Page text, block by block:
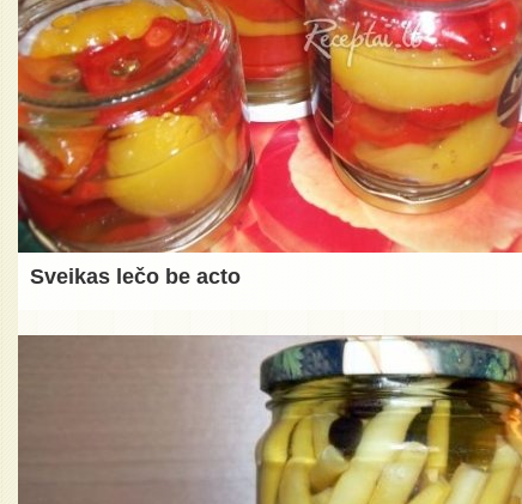
Sveikas lečo be acto